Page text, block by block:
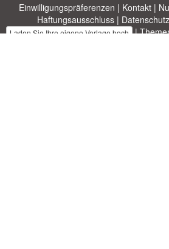
Einwilligungspräferenzen | Kontakt |
Haftungsausschluss |
Laden Sie Ihre eigene Vorlage hoch |